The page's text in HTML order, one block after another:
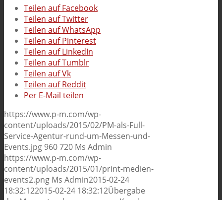
Teilen auf Facebook
Teilen auf Twitter
Teilen auf WhatsApp
Teilen auf Pinterest
Teilen auf LinkedIn
Teilen auf Tumblr
Teilen auf Vk
Teilen auf Reddit
Per E-Mail teilen
https://www.p-m.com/wp-
content/uploads/2015/02/PM-als-Full-
Service-Agentur-rund-um-Messen-und-
Events.jpg 960720 Ms Admin
https://www.p-m.com/wp-
content/uploads/2015/01/print-medien-
events2.png Ms Admin2015-02-24
18:32:122015-02-24 18:32:12Übergabe